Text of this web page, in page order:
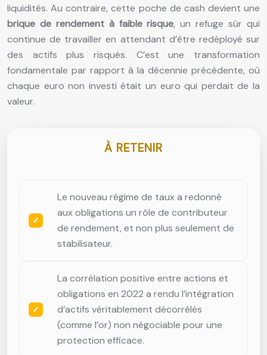
liquidités. Au contraire, cette poche de cash devient une
brique de rendement à faible risque, un refuge sûr qui
continue de travailler en attendant d’être redéployé sur
des actifs plus risqués. C’est une transformation
fondamentale par rapport à la décennie précédente, où
chaque euro non investi était un euro qui perdait de la
valeur.
À RETENIR
Le nouveau régime de taux a redonné
aux obligations un rôle de contributeur
de rendement, et non plus seulement de
stabilisateur.
La corrélation positive entre actions et
obligations en 2022 a rendu l’intégration
d’actifs véritablement décorrélés
(comme l’or) non négociable pour une
protection efficace.